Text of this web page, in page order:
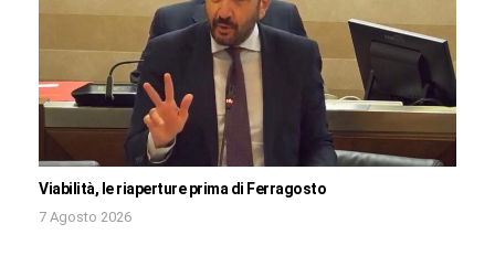
Viabilità, le riaperture prima di Ferragosto
7 Agosto 2026